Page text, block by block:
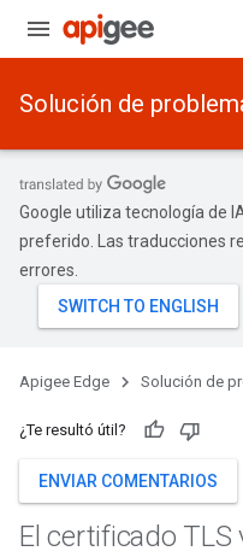
Solución de
Google utiliza tecnología de
preferido. Las traducciones
errores.
Apigee Edge Solución de
¿Te resultó útil?
ENVIAR COMENTARIOS
El certificado TLS